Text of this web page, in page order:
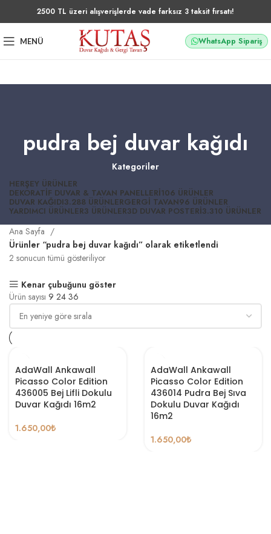
2500 TL üzeri alışverişlerde vade farksız 3 taksit fırsatı!
MENÜ WhatsApp Sipariş
pudra bej duvar kağıdı
Kategoriler
HERŞEY ÜRÜNLER
DEKORATIF DUVAR & TAVAN PANELLERI106 ÜRÜNLER
DUVAR KAĞIDI3.288 ÜRÜNLERGERGI TAVAN96 ÜRÜNLER
YARDIMCI ÜRÜNLER3 ÜRÜNLER3D DUVAR POSTERI3.310 ÜRÜNLER
Ana Sayfa
Ürünler “pudra bej duvar kağıdı” olarak etiketlendi
2 sonucun tümü gösteriliyor
Kenar çubuğunu göster
Ürün sayısı 9 24 36
AdaWall Ankawall
Picasso Color Edition
436005 Bej Lifli Dokulu
Duvar Kağıdı 16m2
1.650,00₺
AdaWall Ankawall
Picasso Color Edition
436014 Pudra Bej Sıva
Dokulu Duvar Kağıdı
16m2
1.650,00₺